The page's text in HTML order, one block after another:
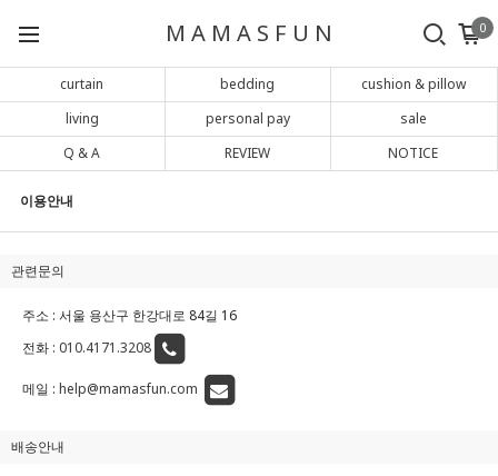
M A M A S F U N 0
curtain bedding
cushion & pillow
living
personal pay
sale
Q & A
REVIEW NOTICE
이용안내
관련문의
주소 : 서울 용산구 한강대로 84길 16
전화 : 010.4171.3208
메일 : help@mamasfun.com
배송안내